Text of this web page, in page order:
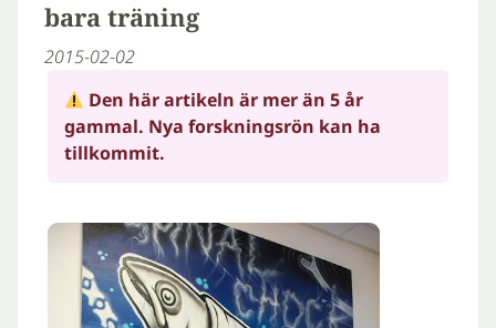
bara träning
2015-02-02
Den här artikeln är mer än 5 år
gammal. Nya forskningsrön kan ha
tillkommit.